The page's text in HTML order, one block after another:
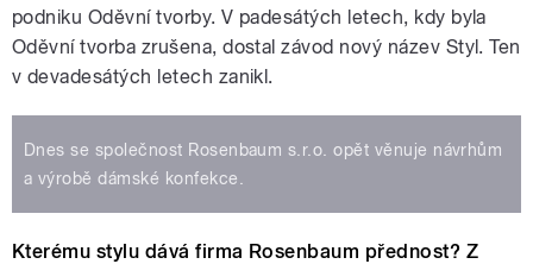
podniku Oděvní tvorby. V padesátých letech, kdy byla
Oděvní tvorba zrušena, dostal závod nový název Styl. Ten
v devadesátých letech zanikl.
Dnes se společnost Rosenbaum s.r.o. opět věnuje návrhům
a výrobě dámské konfekce.
Kterému stylu dává firma Rosenbaum přednost? Z